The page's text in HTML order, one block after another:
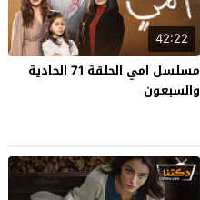
42:22
مسلسل امي الحلقة 71 الحادية
والسبعون